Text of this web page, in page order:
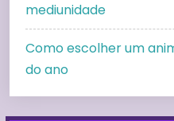
mediunidade
Como escolher um
do ano